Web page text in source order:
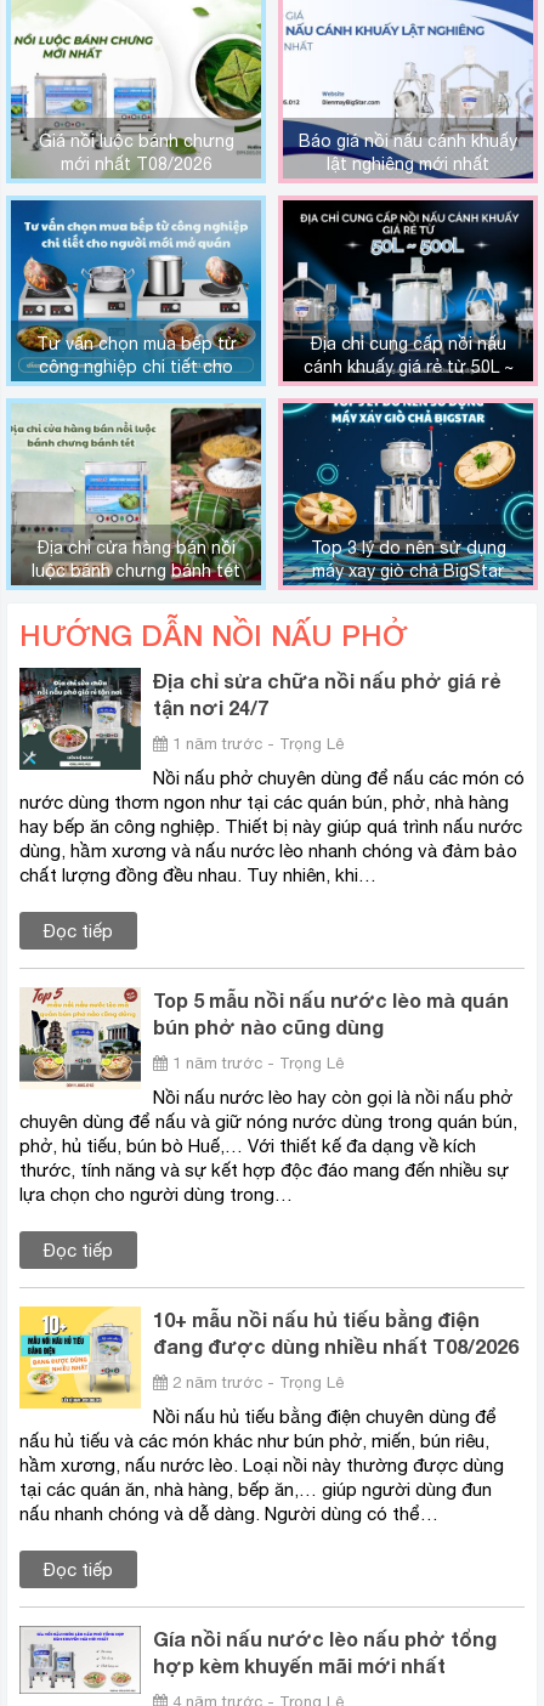
Giá nồi luộc bánh chưng
mới nhất T08/2026
Báo giá nồi nấu cánh khuấy
lật nghiêng mới nhất
T08/2026
Tư vấn chọn mua bếp từ
công nghiệp chi tiết cho
người mới mở quán
Địa chỉ cung cấp nồi nấu
cánh khuấy giá rẻ từ 50L ~
500L
Địa chỉ cửa hàng bán nồi
luộc bánh chưng bánh tét
Top 3 lý do nên sử dụng
máy xay giò chả BigStar
HƯỚNG DẪN NỒI NẤU PHỞ
Địa chỉ sửa chữa nồi nấu phở giá rẻ
tận nơi 24/7
1 năm trước - Trọng Lê
Nồi nấu phở chuyên dùng để nấu các món có
nước dùng thơm ngon như tại các quán bún, phở, nhà hàng
hay bếp ăn công nghiệp. Thiết bị này giúp quá trình nấu nước
dùng, hầm xương và nấu nước lèo nhanh chóng và đảm bảo
chất lượng đồng đều nhau. Tuy nhiên, khi…
Đọc tiếp
Top 5 mẫu nồi nấu nước lèo mà quán
bún phở nào cũng dùng
1 năm trước - Trọng Lê
Nồi nấu nước lèo hay còn gọi là nồi nấu phở
chuyên dùng để nấu và giữ nóng nước dùng trong quán bún,
phở, hủ tiếu, bún bò Huế,… Với thiết kế đa dạng về kích
thước, tính năng và sự kết hợp độc đáo mang đến nhiều sự
lựa chọn cho người dùng trong…
Đọc tiếp
10+ mẫu nồi nấu hủ tiếu bằng điện
đang được dùng nhiều nhất T08/2026
2 năm trước - Trọng Lê
Nồi nấu hủ tiếu bằng điện chuyên dùng để
nấu hủ tiếu và các món khác như bún phở, miến, bún riêu,
hầm xương, nấu nước lèo. Loại nồi này thường được dùng
tại các quán ăn, nhà hàng, bếp ăn,… giúp người dùng đun
nấu nhanh chóng và dễ dàng. Người dùng có thể…
Đọc tiếp
Gía nồi nấu nước lèo nấu phở tổng
hợp kèm khuyến mãi mới nhất
4 năm trước - Trọng Lê